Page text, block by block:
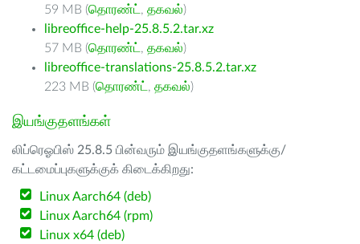
59 MB (தொரண்ட் , தகவல்)
libreoffice-help-25.8.5.2.tar.xz
57 MB (தொரண்ட் , தகவல்)
libreoffice-translations-25.8.5.2.tar.xz
223 MB (தொரண்ட் , தகவல்)
இயங்குதளங்கள்
லிப்ரெஓபிஸ் 25.8.5 பின்வரும் இயங்குதளங்களுக்கு/
கட்டமைப்புகளுக்குக் கிடைக்கிறது:
Linux Aarch64 (deb)
Linux Aarch64 (rpm)
Linux x64 (deb)